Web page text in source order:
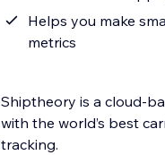
Helps you make
metrics
Shiptheory is a cloud-
with the world’s best
tracking.